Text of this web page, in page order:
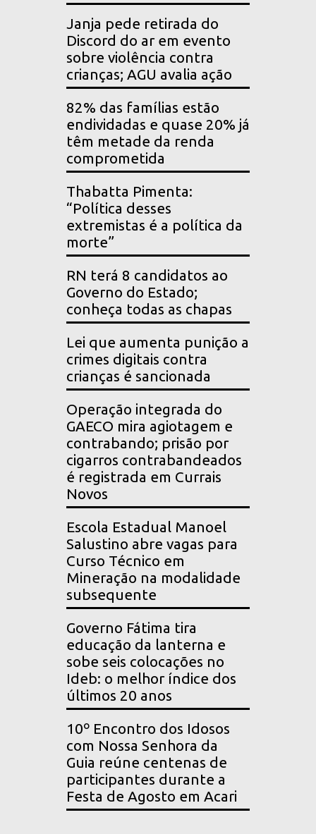
Janja pede retirada do
Discord do ar em evento
sobre violência contra
crianças; AGU avalia ação
82% das famílias estão
endividadas e quase 20% já
têm metade da renda
comprometida
Thabatta Pimenta:
“Política desses
extremistas é a política da
morte”
RN terá 8 candidatos ao
Governo do Estado;
conheça todas as chapas
Lei que aumenta punição a
crimes digitais contra
crianças é sancionada
Operação integrada do
GAECO mira agiotagem e
contrabando; prisão por
cigarros contrabandeados
é registrada em Currais
Novos
Escola Estadual Manoel
Salustino abre vagas para
Curso Técnico em
Mineração na modalidade
subsequente
Governo Fátima tira
educação da lanterna e
sobe seis colocações no
Ideb: o melhor índice dos
últimos 20 anos
10º Encontro dos Idosos
com Nossa Senhora da
Guia reúne centenas de
participantes durante a
Festa de Agosto em Acari